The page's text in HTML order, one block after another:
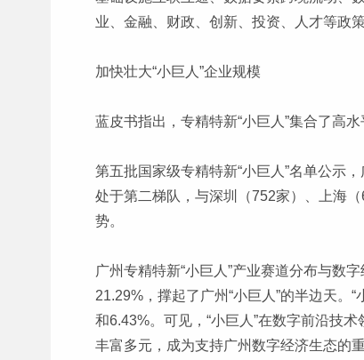
业、金融、财政、创新、投资、人才等政
加快壮大“小巨人”企业规模
蓝皮书指出，专精特新“小巨人”集合了高
第五批国家级专精特新“小巨人”名单公示
处于第二梯队，与深圳（752家）、上海
势。
广州专精特新“小巨人”产业赛道分布与数
21.29%，撑起了广州“小巨人”的半边天
和6.43%。可见，“小巨人”在数字前沿技
丰富多元，成为支持广州数字经济生态的